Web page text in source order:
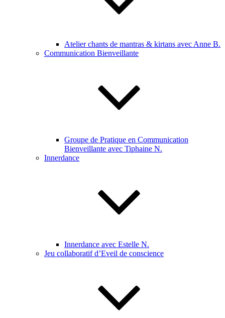
Atelier chants de mantras & kirtans avec Anne B.
Communication Bienveillante
Groupe de Pratique en Communication
Bienveillante avec Tiphaine N.
Innerdance
Innerdance avec Estelle N.
Jeu collaboratif d’Eveil de conscience